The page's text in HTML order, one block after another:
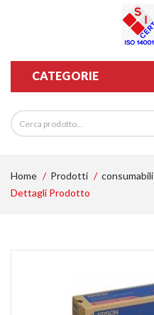
CATEGORIE
Home Prodotti consumabili
Dettagli Prodotto